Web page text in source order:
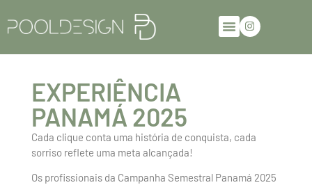
EXPERIÊNCIA
PANAMÁ 2025
Cada clique conta uma história de conquista, cada
sorriso reflete uma meta alcançada!
Os profissionais da Campanha Semestral Panamá 2025